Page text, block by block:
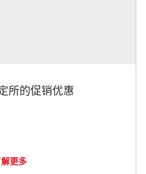
所的促销优惠
更多